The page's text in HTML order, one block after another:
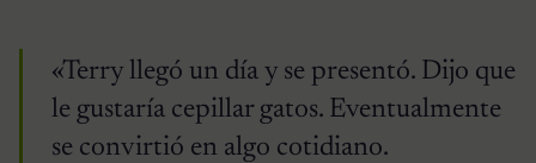
«Terry llegó un día y se presentó. Dijo que
le gustaría cepillar gatos. Eventualmente
se convirtió en algo cotidiano.